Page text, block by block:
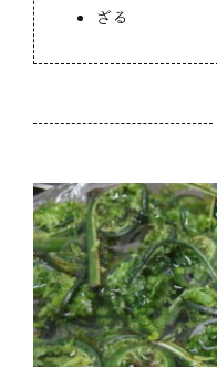
ざる